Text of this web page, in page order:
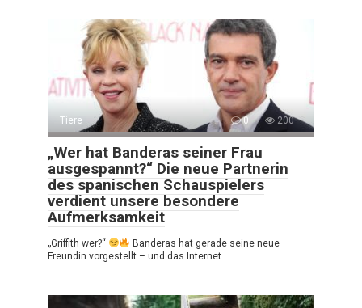
Tiere 0 200
„Wer hat Banderas seiner Frau
ausgespannt?“ Die neue Partnerin
des spanischen Schauspielers
verdient unsere besondere
Aufmerksamkeit
„Griffith wer?“
Banderas hat gerade seine neue
Freundin vorgestellt – und das Internet